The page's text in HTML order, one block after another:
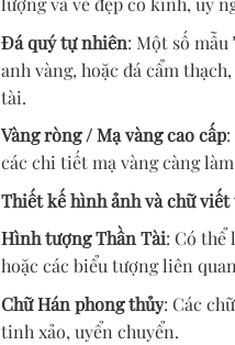
Đá quý tự nhiên: Một số mẫu
anh vàng, hoặc đá cẩm
tài.
Vàng ròng / Mạ vàng cao cấp:
các chi tiết mạ vàng càng
Thiết kế hình ảnh và chữ
Hình tượng Thần Tài: Có thể
hoặc các biểu tượng liên
Chữ Hán phong thủy: Các
tinh xảo, uyển chuyển.